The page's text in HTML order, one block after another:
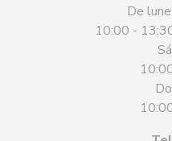
De
10:00 -